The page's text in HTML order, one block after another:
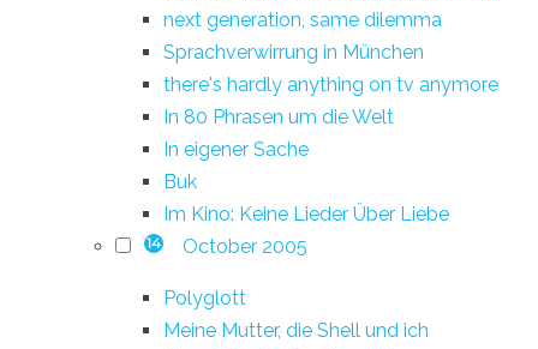
next generation, same dilemma
Sprachverwirrung in München
there's hardly anything on tv anymore
In 80 Phrasen um die Welt
In eigener Sache
Buk
Im Kino: Keine Lieder Über Liebe
14 October 2005
Polyglott
Meine Mutter, die Shell und ich